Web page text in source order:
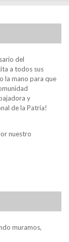
del
a todos sus
la mano para que
y
de la Patria!
nuestro
muramos,